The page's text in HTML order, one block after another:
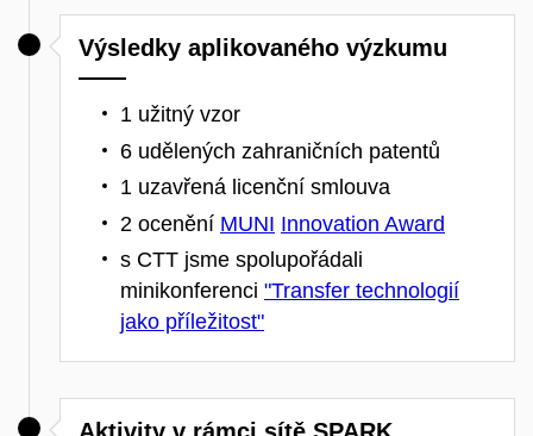
Výsledky aplikovaného výzkumu
1 užitný vzor
6 udělených zahraničních patentů
1 uzavřená licenční smlouva
2 ocenění MUNI Innovation Award
s CTT jsme spolupořádali
minikonferenci "Transfer technologií
jako příležitost"